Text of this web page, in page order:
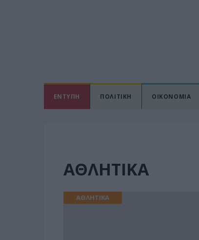
ΕΝΤΥΠΗ ΠΟΛΙΤΙΚΗ ΟΙΚΟΝΟΜΙΑ
ΑΘΛΗΤΙΚΑ
ΑΘΛΗΤΙΚΑ